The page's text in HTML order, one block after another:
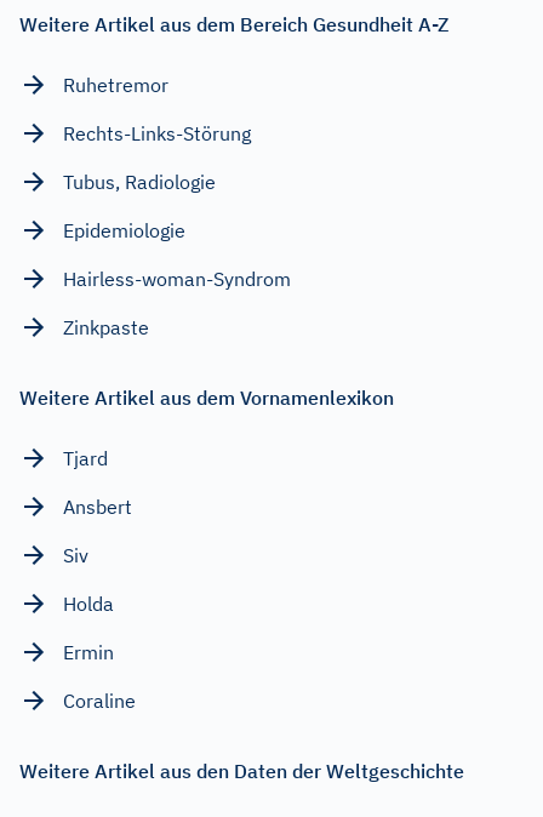
Weitere Artikel aus dem Bereich Gesundheit A-Z
Ruhetremor
Rechts-Links-Störung
Tubus, Radiologie
Epidemiologie
Hairless-woman-Syndrom
Zinkpaste
Weitere Artikel aus dem Vornamenlexikon
Tjard
Ansbert
Siv
Holda
Ermin
Coraline
Weitere Artikel aus den Daten der Weltgeschichte